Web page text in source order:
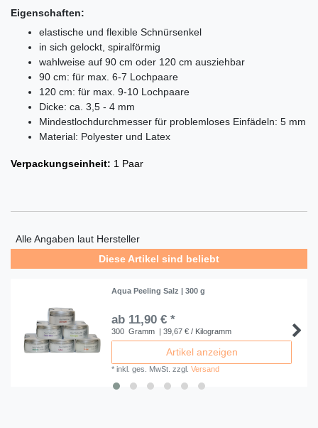
Eigenschaften:
elastische und flexible Schnürsenkel
in sich gelockt, spiralförmig
wahlweise auf 90 cm oder 120 cm ausziehbar
90 cm: für max. 6-7 Lochpaare
120 cm: für max. 9-10 Lochpaare
Dicke: ca. 3,5 - 4 mm
Mindestlochdurchmesser für problemloses Einfädeln: 5 mm
Material: Polyester und Latex
Verpackungseinheit: 1 Paar
Alle Angaben laut Hersteller
Diese Artikel sind beliebt
Aqua Peeling Salz | 300 g
ab 11,90 € *
300 Gramm | 39,67 € / Kilogramm
Artikel anzeigen
*inkl. ges. MwSt. zzgl.Versand